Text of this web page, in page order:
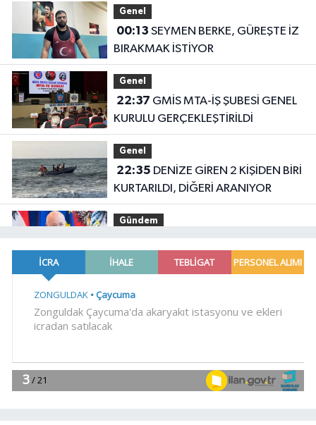
Genel
00:13
BIRAKMAK İSTİYOR
Genel
22:37
KURULU GERÇEKLEŞTİRİLDİ
Genel
22:35
KURTARILDI, DİĞERİ ARANIYOR
Gündem
Türkiye'ye geliyor
19:09Orman yangınlarında